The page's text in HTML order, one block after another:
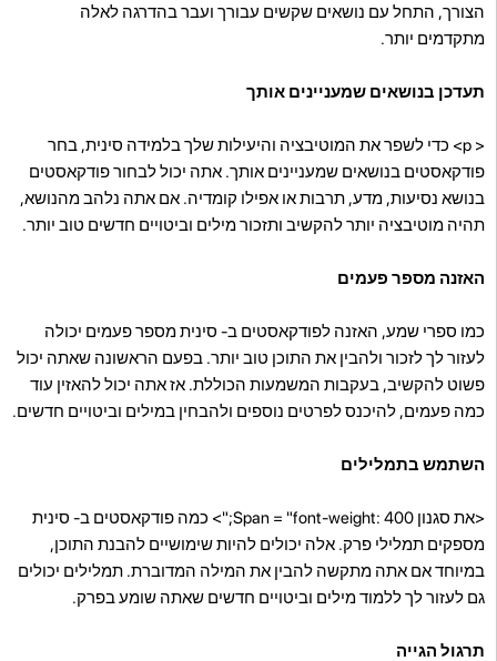
הצורך, התחל עם נושאים שקשים עבורך ועבר בהדרגה לאלה
מתקדמים יותר.
תעדכן בנושאים שמעניינים אותך
< p>
כדי לשפר את המוטיבציה והיעילות שלך בלמידה סינית, בחר
פודקאסטים בנושאים שמעניינים אותך. אתה יכול לבחור פודקאסטים
בנושא נסיעות, מדע, תרבות או אפילו קומדיה. אם אתה נלהב מהנושא,
תהיה מוטיבציה יותר להקשיב ותזכור מילים וביטויים חדשים טוב יותר.
האזנה מספר פעמים
כמו ספרי שמע, האזנה לפודקאסטים ב- סינית מספר פעמים יכולה
לעזור לך לזכור ולהבין את התוכן טוב יותר. בפעם הראשונה שאתה יכול
פשוט להקשיב, בעקבות המשמעות הכוללת. אז אתה יכול להאזין עוד
כמה פעמים, להיכנס לפרטים נוספים ולהבחין במילים וביטויים חדשים.
השתמש בתמלילים
<את סגנון Span = "font-weight: 400;"> כמה פודקאסטים ב- סינית
מספקים תמלילי פרק. אלה יכולים להיות שימושיים להבנת התוכן,
במיוחד אם אתה מתקשה להבין את המילה המדוברת. תמלילים יכולים
גם לעזור לך ללמוד מילים וביטויים חדשים שאתה שומע בפרק.
תרגול הגייה